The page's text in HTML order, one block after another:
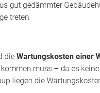
gut gedämmter
treten.
die Wartungskosten einer
muss – da es
liegen die